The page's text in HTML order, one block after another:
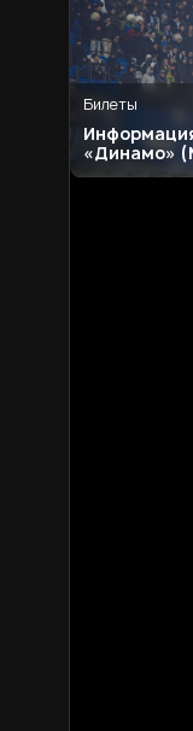
Билеты
«Динамо»